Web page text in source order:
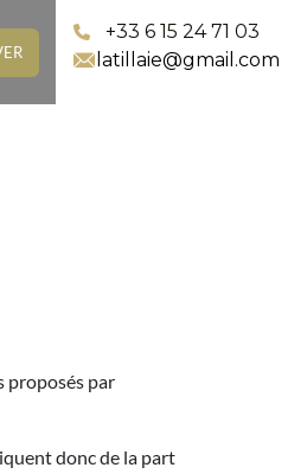
+33 6 15 24 71 03
latillaie@gmail.com
proposés par
donc de la part